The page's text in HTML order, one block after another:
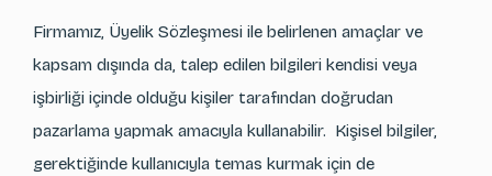
Firmamız, Üyelik Sözleşmesi ile belirlenen amaçlar ve
kapsam dışında da, talep edilen bilgileri kendisi veya
işbirliği içinde olduğu kişiler tarafından doğrudan
pazarlama yapmak amacıyla kullanabilir. Kişisel bilgiler,
gerektiğinde kullanıcıyla temas kurmak için de